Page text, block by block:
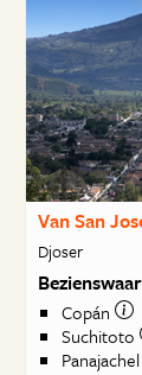
Van San
Djoser
Copán
Suchitoto
Panajachel